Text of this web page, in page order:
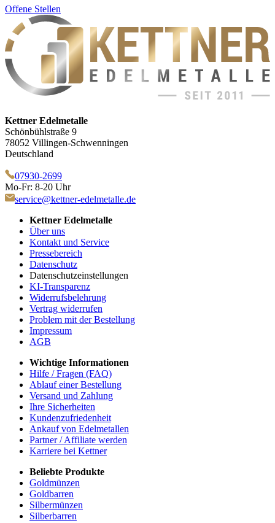
Offene Stellen
Kettner Edelmetalle
Schönbühlstraße 9
78052 Villingen-Schwenningen
Deutschland
07930-2699
Mo-Fr: 8-20 Uhr
service@kettner-edelmetalle.de
Kettner Edelmetalle
Über uns
Kontakt und Service
Pressebereich
Datenschutz
Datenschutzeinstellungen
KI-Transparenz
Widerrufsbelehrung
Vertrag widerrufen
Problem mit der Bestellung
Impressum
AGB
Wichtige Informationen
Hilfe / Fragen (FAQ)
Ablauf einer Bestellung
Versand und Zahlung
Ihre Sicherheiten
Kundenzufriedenheit
Ankauf von Edelmetallen
Partner / Affiliate werden
Karriere bei Kettner
Beliebte Produkte
Goldmünzen
Goldbarren
Silbermünzen
Silberbarren